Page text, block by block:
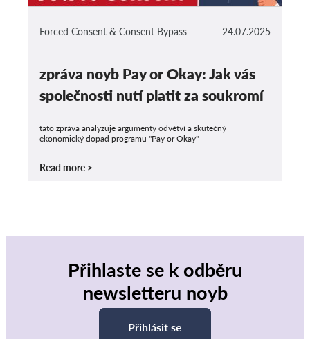
24.07.2025
Forced Consent & Consent Bypass
zpráva noyb Pay or Okay: Jak vás
společnosti nutí platit za soukromí
tato zpráva analyzuje argumenty odvětví a skutečný
ekonomický dopad programu "Pay or Okay"
Read more
Přihlaste se k odběru
newsletteru noyb
Přihlásit se